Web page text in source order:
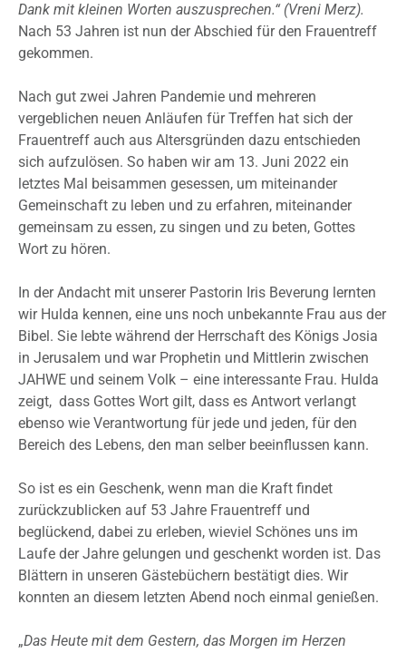
Dank mit kleinen Worten auszusprechen.“ (Vreni Merz).
Nach 53 Jahren ist nun der Abschied für den Frauentreff
gekommen.
Nach gut zwei Jahren Pandemie und mehreren
vergeblichen neuen Anläufen für Treffen hat sich der
Frauentreff auch aus Altersgründen dazu entschieden
sich aufzulösen. So haben wir am 13. Juni 2022 ein
letztes Mal beisammen gesessen, um miteinander
Gemeinschaft zu leben und zu erfahren, miteinander
gemeinsam zu essen, zu singen und zu beten, Gottes
Wort zu hören.
In der Andacht mit unserer Pastorin Iris Beverung lernten
wir Hulda kennen, eine uns noch unbekannte Frau aus der
Bibel. Sie lebte während der Herrschaft des Königs Josia
in Jerusalem und war Prophetin und Mittlerin zwischen
JAHWE und seinem Volk – eine interessante Frau. Hulda
zeigt, dass Gottes Wort gilt, dass es Antwort verlangt
ebenso wie Verantwortung für jede und jeden, für den
Bereich des Lebens, den man selber beeinflussen kann.
So ist es ein Geschenk, wenn man die Kraft findet
zurückzublicken auf 53 Jahre Frauentreff und
beglückend, dabei zu erleben, wieviel Schönes uns im
Laufe der Jahre gelungen und geschenkt worden ist. Das
Blättern in unseren Gästebüchern bestätigt dies. Wir
konnten an diesem letzten Abend noch einmal genießen.
„Das Heute mit dem Gestern, das Morgen im Herzen